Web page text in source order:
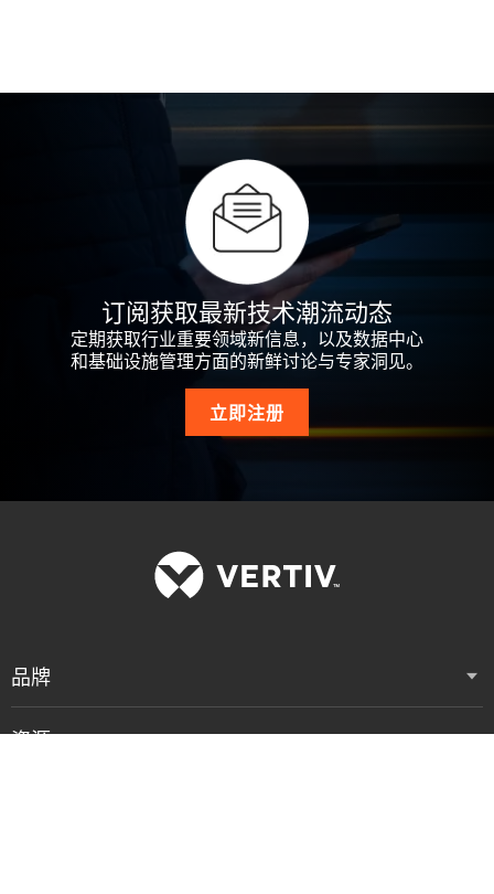
订阅获取最新技术潮流动态
定期获取行业重要领域新信息，以及数据中心
和基础设施管理方面的新鲜讨论与专家洞见。
立即注册
品牌
资源